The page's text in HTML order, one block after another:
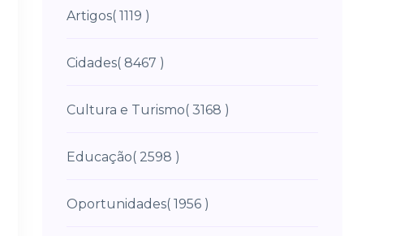
Artigos( 1119 )
Cidades( 8467 )
Cultura e Turismo( 3168 )
Educação( 2598 )
Oportunidades( 1956 )